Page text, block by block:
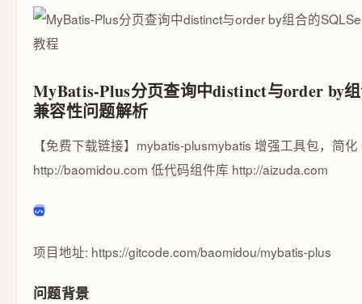
MyBatis-Plus分页查询中distinct与order by
兼容性问题解析
【免费下载链接】mybatis-plusmybatis 增强工具包，简
http://baomidou.com 低代码组件库 http://aizuda.com
项目地址: https://gitcode.com/baomidou/mybatis-plus
问题背景